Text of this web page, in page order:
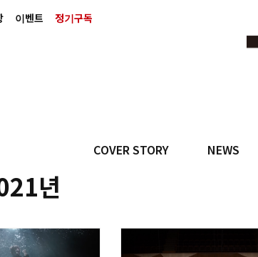
이벤트 정기구독
COVER STORY NEWS
년